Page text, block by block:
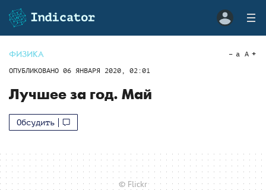
ФИЗИКА
ОПУБЛИКОВАНО 06 ЯНВАРЯ 2020, 02:01
a A
Лучшее за год. Май
Обсудить
© Flickr